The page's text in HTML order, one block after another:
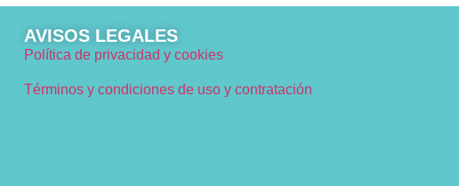
AVISOS LEGALES
Política de privacidad y cookies
Términos y condiciones de uso y contratación